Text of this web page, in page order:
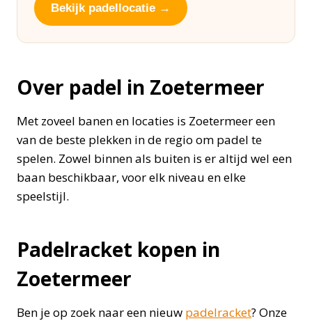
Bekijk padellocatie →
Over padel in Zoetermeer
Met zoveel banen en locaties is Zoetermeer een
van de beste plekken in de regio om padel te
spelen. Zowel binnen als buiten is er altijd wel een
baan beschikbaar, voor elk niveau en elke
speelstijl.
Padelracket kopen in
Zoetermeer
Ben je op zoek naar een nieuw padelracket? Onze